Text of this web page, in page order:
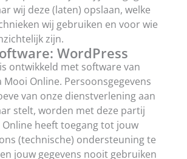
wij deze (laten) opslaan, welke
wij gebruiken en voor wie
zijn.
WordPress
ontwikkeld met software van
Mooi Online. Persoonsgegevens
van onze dienstverlening aan
stelt, worden met deze partij
Online heeft toegang tot jouw
(technische) ondersteuning te
jouw gegevens nooit gebruiken